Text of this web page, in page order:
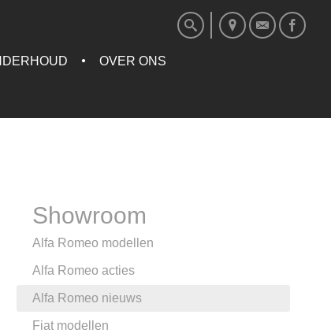
OVER ONS
Showroom
Alfa Romeo modellen
Alfa Romeo acties
Alfa Romeo nieuws
Fiat modellen